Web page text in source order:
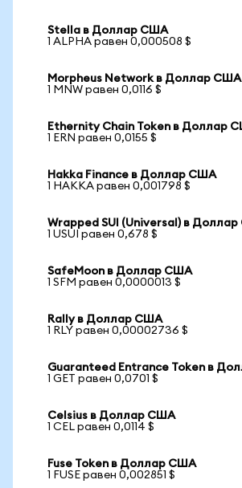
Stella в Доллар США
1 ALPHA равен 0,000508 $
Morpheus Network в Доллар США
1 MNW равен 0,0116 $
Ethernity Chain Token в Доллар
1 ERN равен 0,0155 $
Hakka Finance в Доллар США
1 HAKKA равен 0,001798 $
Wrapped SUI (Universal) в
1 USUI равен 0,678 $
SafeMoon в Доллар США
1 SFM равен 0,0000013 $
Rally в Доллар США
1 RLY равен 0,00002736 $
Guaranteed Entrance Token в
1 GET равен 0,0701 $
Celsius в Доллар США
1 CEL равен 0,0114 $
Fuse Token в Доллар США
1 FUSE равен 0,002851 $